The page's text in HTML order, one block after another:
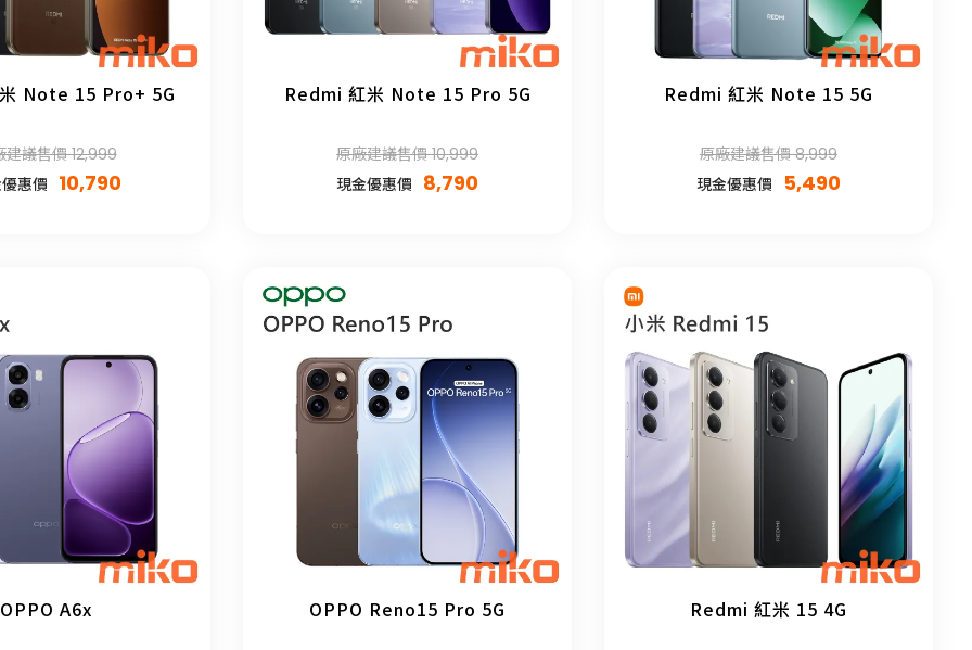
Note 15 Pro+ 5G
建議售價 12,999
惠價 10,790
Redmi 紅米 Note 15 Pro 5G
原廠建議售價 10,999
現金優惠價 8,790
Redmi 紅米 Note 15 5G
原廠建議售價 8,999
現金優惠價
5,490
OPPO A6x OPPO Reno15 Pro 5G Redmi 紅米 15 4G